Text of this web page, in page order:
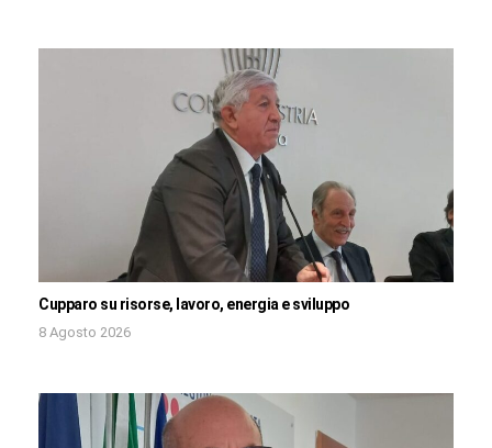
Cupparo su risorse, lavoro, energia e sviluppo
8 Agosto 2026